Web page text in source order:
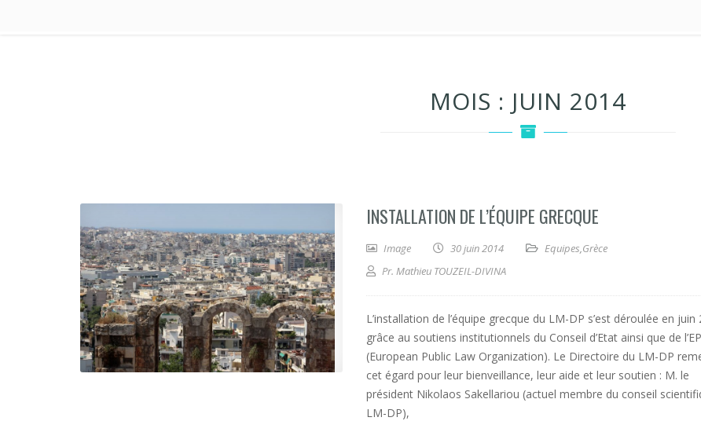
MOIS : JUIN 2014
INSTALLATION DE L’ÉQUIPE GRECQUE
Image 30 juin 2014 Equipes,Grèce
Pr. Mathieu TOUZEIL-DIVINA
L’installation de l’équipe grecque du LM-DP s’est déroulée en juin
grâce au soutiens institutionnels du Conseil d’Etat ainsi que de
(European Public Law Organization). Le Directoire du LM-DP
cet égard pour leur bienveillance, leur aide et leur soutien : M. le
président Nikolaos Sakellariou (actuel membre du conseil
LM-DP),